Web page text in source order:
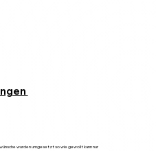
wurden umgesetzt so wie gewollt kann nur